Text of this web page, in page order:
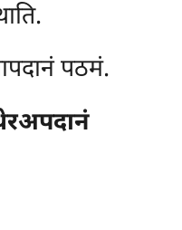
पठमं.